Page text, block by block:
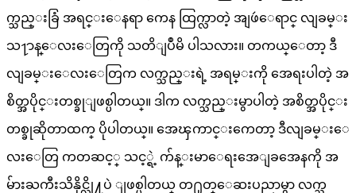
က္သည္းခြံ အရင္းေနရာ ကေန ထြက္လာတဲ့ အျဖဴေရာင္ လျခမ္း
သ႑ာန္ေလးေတြကို သတိျပဳမိ ပါသလား။ တကယ္ေတာ့ ဒီ
လျခမ္းေလးေတြက လက္သည္းရဲ့ အရမ္းကို အေရးပါတဲ့ အ
စိတ္အပိုင္းတစ္ခုျဖစ္ပါတယ္။ ဒါက လက္သည္းမွာပါတဲ့ အစိတ္အပိုင္း
တစ္ခုဆိုတာထက္ ပိုပါတယ္။ အေၾကာင္းကေတာ့ ဒီလျခမ္းေ
လးေတြ ကတဆင့္ သင့္ရဲ့ က်န္းမာေရးအေျခအေနကို အ
မ်ားႀကီးသိနိုင္လို႔ပဲ ျဖစ္ပါတယ္ တ႐ုတ္ေဆးပညာမွာ လက္သ